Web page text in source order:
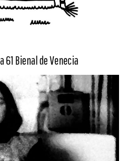
Bienal de Venecia